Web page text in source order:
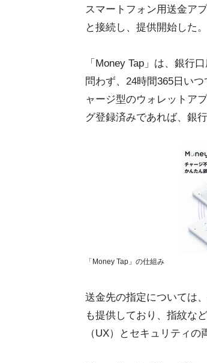
スマートフォン用送金ア
と接続し、提供開始した。
「Money Tap」は、銀行
問わず、24時間365日い
ャージ型のウォレットア
グ登録済みであれば、銀
「Money Tap」の仕組み
送金先の指定については
も提供しており、指紋な
（UX）とセキュリティの